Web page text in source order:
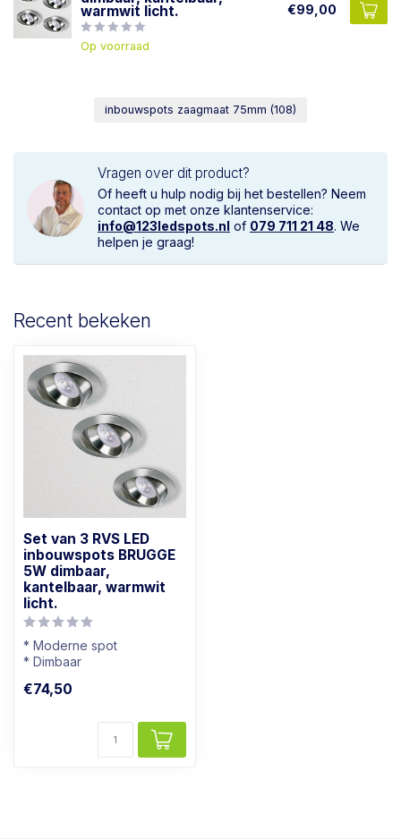
warmwit licht.
Op voorraad
€99,00
inbouwspots zaagmaat 75mm (108)
Vragen over dit product?
Of heeft u hulp nodig bij het bestellen? Neem
contact op met onze klantenservice:
info@123ledspots.nl of 079 711 21 48. We
helpen je graag!
Recent bekeken
Set van 3 RVS LED
inbouwspots BRUGGE
5W dimbaar,
kantelbaar, warmwit
licht.
* Moderne spot
* Dimbaar
* RVS Kleur
€74,50